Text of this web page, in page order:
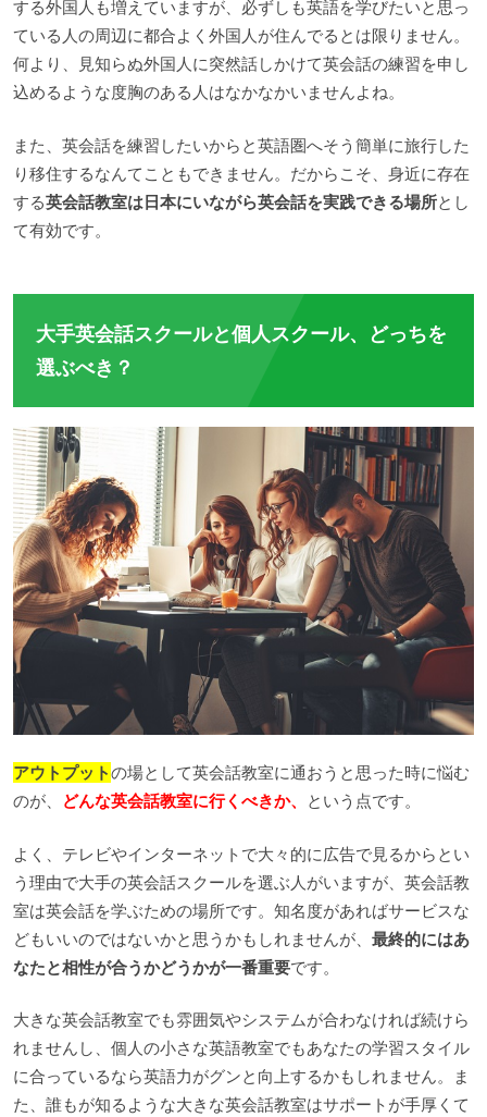
する外国人も増えていますが、必ずしも英語を学びたいと思っ
ている人の周辺に都合よく外国人が住んでるとは限りません。
何より、見知らぬ外国人に突然話しかけて英会話の練習を申し
込めるような度胸のある人はなかなかいませんよね。
また、英会話を練習したいからと英語圏へそう簡単に旅行した
り移住するなんてこともできません。だからこそ、身近に存在
する英会話教室は日本にいながら英会話を実践できる場所とし
て有効です。
大手英会話スクールと個人スクール、どっちを
選ぶべき？
アウトプットの場として英会話教室に通おうと思った時に悩む
のが、
どんな英会話教室に行くべきか、 という点です。
よく、テレビやインターネットで大々的に広告で見るからとい
う理由で大手の英会話スクールを選ぶ人がいますが、英会話教
室は英会話を学ぶための場所です。知名度があればサービスな
どもいいのではないかと思うかもしれませんが、 最終的にはあ
なたと相性が合うかどうかが一番重要です。
大きな英会話教室でも雰囲気やシステムが合わなければ続けら
れませんし、個人の小さな英語教室でもあなたの学習スタイル
に合っているなら英語力がグンと向上するかもしれません。ま
た、誰もが知るような大きな英会話教室はサポートが手厚くて